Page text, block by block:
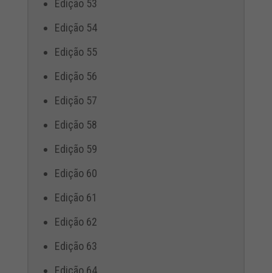
Edição 53
Edição 54
Edição 55
Edição 56
Edição 57
Edição 58
Edição 59
Edição 60
Edição 61
Edição 62
Edição 63
Edição 64